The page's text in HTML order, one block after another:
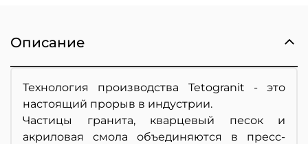
Описание
Технология производства Tetogranit - это
настоящий прорыв в индустрии.
Частицы гранита, кварцевый песок и
акриловая смола объединяются в пресс-